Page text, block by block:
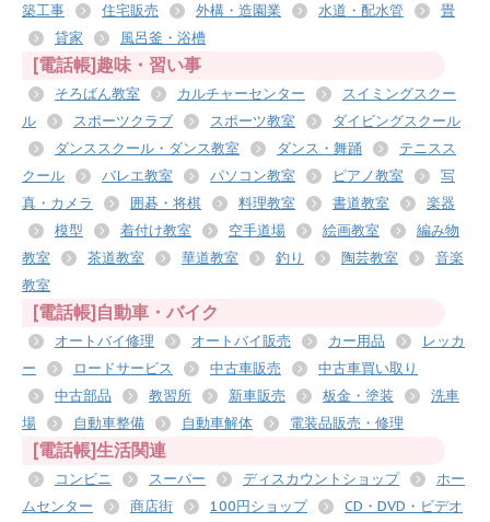
築工事
住宅販売 外構・造園業 水道・配水管
畳
貸家
風呂釜・浴槽
[電話帳]趣味・習い事
そろばん教室 カルチャーセンター
スイミングスクー
ル
スポーツクラブ スポーツ教室
ダイビングスクール
ダンススクール・ダンス教室
ダンス・舞踊
テニスス
クール
バレエ教室 パソコン教室 ピアノ教室
写
真・カメラ
囲碁・将棋 料理教室 書道教室
楽器
模型
着付け教室 空手道場 絵画教室
編み物
教室
茶道教室 華道教室 釣り 陶芸教室
音楽
教室
[電話帳]自動車・バイク
オートバイ修理 オートバイ販売 カー用品
レッカ
ー
ロードサービス 中古車販売
中古車買い取り
中古部品
教習所 新車販売 板金・塗装
洗車
場
自動車整備 自動車解体 電装品販売・修理
[電話帳]生活関連
コンビニ スーパー ディスカウントショップ
ホー
ムセンター
商店街 100円ショップ
CD・DVD・ビデオ